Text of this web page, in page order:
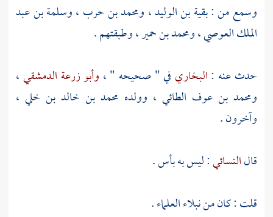
وسمع من :بقية بن الوليد، ومحمد بن حرب ،وسلمة بن عبد
الملك العوصي،ومحمد بن حمير، وطبقتهم .
حدث عنه :البخاري في " صحيحه " ، وأبو زرعة الدمشقي،
ومحمد بن عوف الطائي ، وولده محمد بن خالد بن خلي ،
وآخرون .
قالالنسائي: ليس به بأس .
قلت : كان من نبلاء العلماء .